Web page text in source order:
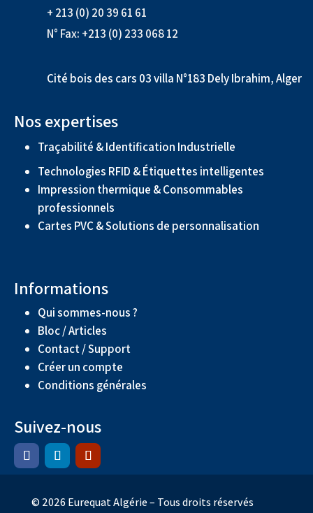
+ 213 (0) 20 39 61 61
N° Fax: +213 (0) 233 068 12
Cité bois des cars 03 villa N°183 Dely Ibrahim, Alger
Nos expertises
Traçabilité & Identification Industrielle
Technologies RFID & Étiquettes intelligentes
Impression thermique & Consommables
professionnels
Cartes PVC & Solutions de personnalisation
Informations
Qui sommes-nous ?
Bloc / Articles
Contact / Support
Créer un compte
Conditions générales
Suivez-nous
© 2026 Eurequat Algérie – Tous droits réservés